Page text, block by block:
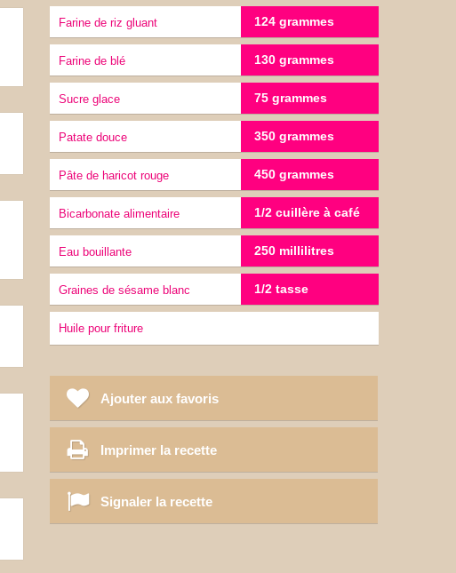
Farine de riz gluant 124 grammes
Farine de blé 130 grammes
sucre glace 75 grammes
Patate douce 350 grammes
Pâte de haricot rouge 450 grammes
bicarbonate alimentaire 1/2 cuillère à café
Eau bouillante 250 millilitres
Graines de sésame blanc 1/2 tasse
Huile pour friture
Ajouter aux favoris
Imprimer la recette
Signaler la recette